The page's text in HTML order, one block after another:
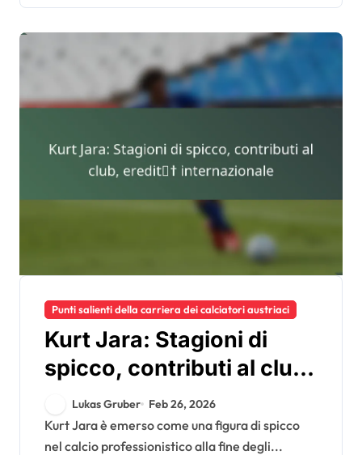
Punti salienti della carriera dei calciatori austriaci
Kurt Jara: Stagioni di
spicco, contributi al club,
eredità internazionale
Lukas Gruber Feb 26, 2026
Kurt Jara è emerso come una figura di spicco
nel calcio professionistico alla fine degli...